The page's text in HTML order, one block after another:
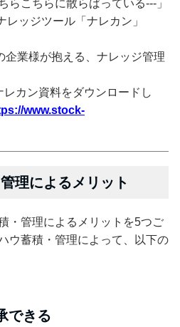
らこちらに散らばっている---」
レッジツール「ナレカン」
企業様が抱える、ナレッジ管理
カン資料をダウンロードし
www.stock-
理によるメリット
・管理によるメリットを5つご
ウ蓄積・管理によって、以下の
できる